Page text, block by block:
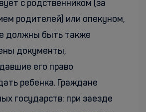
с родственником (за
родителей) или опекуном,
должны быть также
документы,
его право
ребенка. Граждане
государств: при заезде